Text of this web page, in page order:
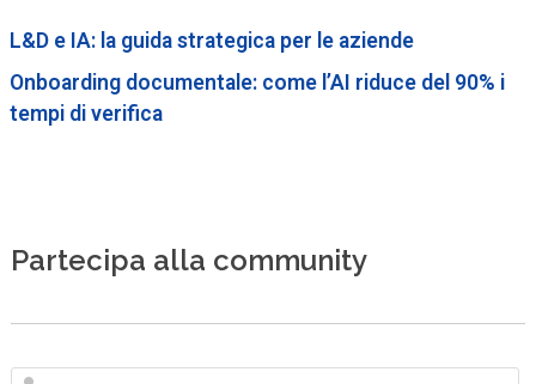
L&D e IA: la guida strategica per le aziende
Onboarding documentale: come l’AI riduce del 90% i
tempi di verifica
Partecipa alla community